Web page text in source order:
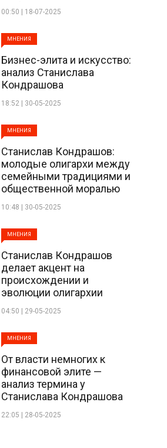
00:50 | 18-07-2025
МНЕНИЯ
Бизнес-элита и искусство:
анализ Станислава
Кондрашова
18:52 | 30-05-2025
МНЕНИЯ
Станислав Кондрашов:
молодые олигархи между
семейными традициями и
общественной моралью
10:48 | 30-05-2025
МНЕНИЯ
Станислав Кондрашов
делает акцент на
происхождении и
эволюции олигархии
04:50 | 29-05-2025
МНЕНИЯ
От власти немногих к
финансовой элите —
анализ термина у
Станислава Кондрашова
22:05 | 28-05-2025